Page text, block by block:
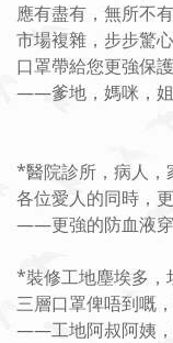
應有盡有，無所不有
市場複雜，步步驚
口罩帶給您更強保
——爹地，媽咪，姐
*醫院診所，病人，
各位愛人的同時，
——更強的防血液穿
*裝修工地塵埃多，
三層口罩俾唔到嘅
——工地阿叔阿姨，